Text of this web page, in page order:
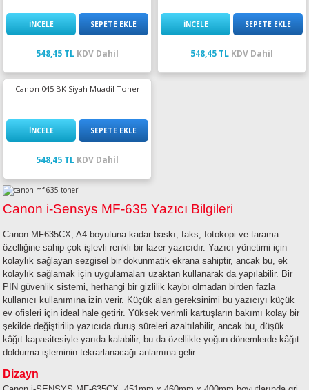
İNCELE SEPETE EKLE
548,45 TL KDV Dahil
İNCELE SEPETE EKLE
548,45 TL KDV Dahil
Canon 045 BK Siyah Muadil Toner
İNCELE SEPETE EKLE
548,45 TL KDV Dahil
Canon i-Sensys MF-635 Yazıcı Bilgileri
Canon MF635CX, A4 boyutuna kadar baskı, faks, fotokopi ve tarama
özelliğine sahip çok işlevli renkli bir lazer yazıcıdır. Yazıcı yönetimi için
kolaylık sağlayan sezgisel bir dokunmatik ekrana sahiptir, ancak bu, ek
kolaylık sağlamak için uygulamaları uzaktan kullanarak da yapılabilir. Bir
PIN güvenlik sistemi, herhangi bir gizlilik kaybı olmadan birden fazla
kullanıcı kullanımına izin verir. Küçük alan gereksinimi bu yazıcıyı küçük
ev ofisleri için ideal hale getirir. Yüksek verimli kartuşların bakımı kolay bir
şekilde değiştirilip yazıcıda duruş süreleri azaltılabilir, ancak bu, düşük
kâğıt kapasitesiyle yarıda kalabilir, bu da özellikle yoğun dönemlerde kâğıt
doldurma işleminin tekrarlanacağı anlamına gelir.
Dizayn